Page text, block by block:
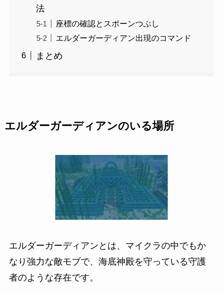
法
座標の確認とスポーンつぶし
エルダーガーディアン出現のコマンド
まとめ
エルダーガーディアンのいる場所
エルダーガーディアンとは、マイクラの中でもか
なり強力な敵モブで、海底神殿を守っている守護
者のような存在です。